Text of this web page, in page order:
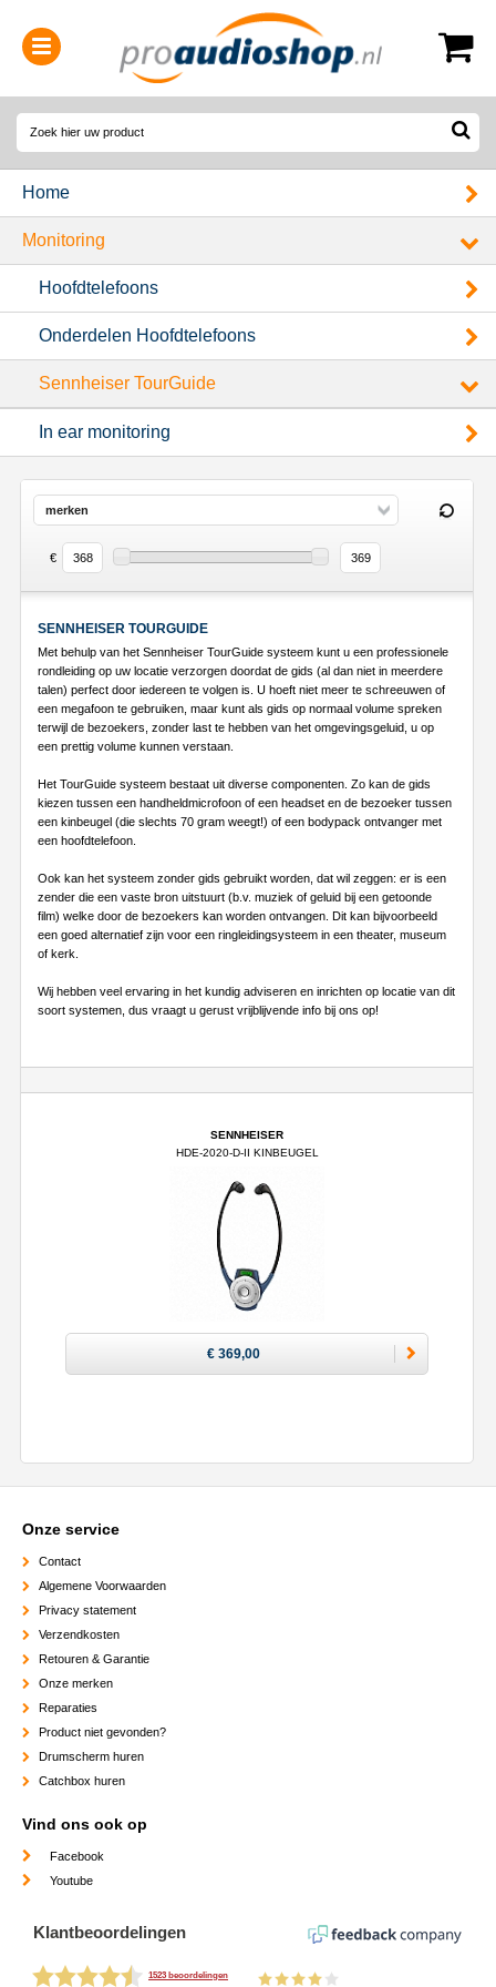
0314-364515
Home
Monitoring
Hoofdtelefoons
Onderdelen Hoofdtelefoons
Sennheiser TourGuide
In ear monitoring
merken
€
SENNHEISER TOURGUIDE
Met behulp van het Sennheiser TourGuide systeem kunt u een professionele
rondleiding op uw locatie verzorgen doordat de gids (al dan niet in meerdere
talen) perfect door iedereen te volgen is. U hoeft niet meer te schreeuwen of
een megafoon te gebruiken, maar kunt als gids op normaal volume spreken
terwijl de bezoekers, zonder last te hebben van het omgevingsgeluid, u op
een prettig volume kunnen verstaan.
Het TourGuide systeem bestaat uit diverse componenten. Zo kan de gids
kiezen tussen een handheldmicrofoon of een headset en de bezoeker tussen
een kinbeugel (die slechts 70 gram weegt!) of een bodypack ontvanger met
een hoofdtelefoon.
Ook kan het systeem zonder gids gebruikt worden, dat wil zeggen: er is een
zender die een vaste bron uitstuurt (b.v. muziek of geluid bij een getoonde
film) welke door de bezoekers kan worden ontvangen. Dit kan bijvoorbeeld
een goed alternatief zijn voor een ringleidingsysteem in een theater, museum
of kerk.
Wij hebben veel ervaring in het kundig adviseren en inrichten op locatie van dit
soort systemen, dus vraagt u gerust vrijblijvende info bij ons op!
SENNHEISER
HDE-2020-D-II KINBEUGEL
€ 369,00
Onze service
Contact
Algemene Voorwaarden
Privacy statement
Verzendkosten
Retouren & Garantie
Onze merken
Reparaties
Product niet gevonden?
Drumscherm huren
Catchbox huren
Vind ons ook op
Facebook
Youtube
Klantbeoordelingen
1523 beoordelingen